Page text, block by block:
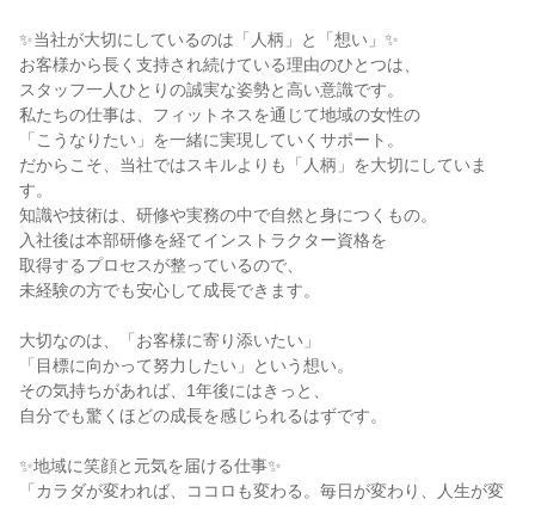
✨当社が大切にしているのは「人柄」と「想い」✨
お客様から長く支持され続けている理由のひとつは、
スタッフ一人ひとりの誠実な姿勢と高い意識です。
私たちの仕事は、フィットネスを通じて地域の女性の
「こうなりたい」を一緒に実現していくサポート。
だからこそ、当社ではスキルよりも「人柄」を大切にしていま
す。
知識や技術は、研修や実務の中で自然と身につくもの。
入社後は本部研修を経てインストラクター資格を
取得するプロセスが整っているので、
未経験の方でも安心して成長できます。
大切なのは、「お客様に寄り添いたい」
「目標に向かって努力したい」という想い。
その気持ちがあれば、1年後にはきっと、
自分でも驚くほどの成長を感じられるはずです。
✨地域に笑顔と元気を届ける仕事✨
「カラダが変われば、ココロも変わる。毎日が変わり、人生が変